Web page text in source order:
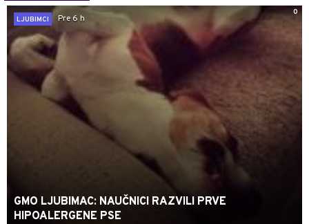
0
LJUBIMCI
Pre 6 h
GMO LJUBIMAC: NAUČNICI RAZVILI PRVE
HIPOALERGENE PSE